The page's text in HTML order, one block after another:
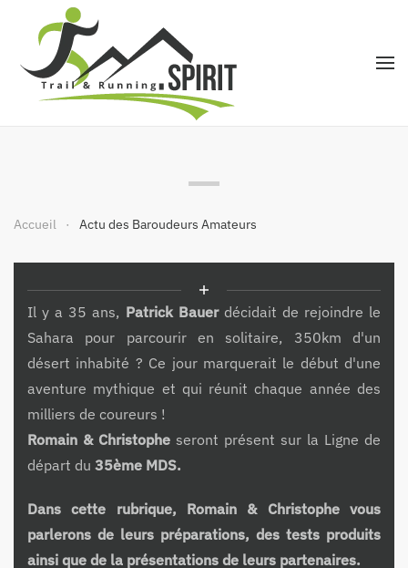
Accéder au contenu principal
Accueil Actu des Baroudeurs Amateurs
Il y a 35 ans, Patrick Bauerdécidait de rejoindre le
Sahara pour parcourir en solitaire, 350km d'un
désert inhabité ? Ce jour marquerait le début d'une
aventure mythique et qui réunit chaque année des
milliers de coureurs !
Romain & Christophe seront présent sur la Ligne de
départ du 35ème MDS.
Dans cette rubrique, Romain & Christophe vous
parlerons de leurs préparations, des tests produits
ainsi que de la présentations de leurs partenaires.